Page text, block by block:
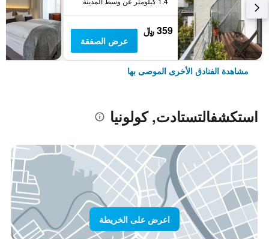
359 ﷼
عرض الصفقة
مشاهدة الفنادق الأخرى الموصى بها
استكشفالتستادت, كولونيا
اعرض على الخريطة